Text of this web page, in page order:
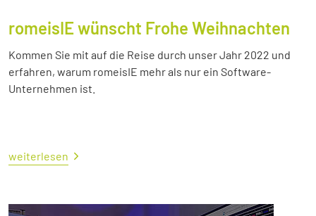
romeisIE wünscht Frohe Weihnachten
Kommen Sie mit auf die Reise durch unser Jahr 2022 und
erfahren, warum romeisIE mehr als nur ein Software-
Unternehmen ist.
weiterlesen